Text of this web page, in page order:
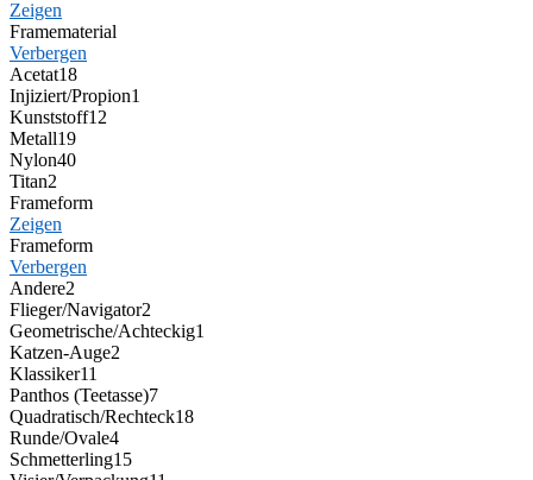
Zeigen
Framematerial
Verbergen
Acetat18
Injiziert/Propion1
Kunststoff12
Metall19
Nylon40
Titan2
Frameform
Zeigen
Frameform
Verbergen
Andere2
Flieger/Navigator2
Geometrische/Achteckig1
Katzen-Auge2
Klassiker11
Panthos (Teetasse)7
Quadratisch/Rechteck18
Runde/Ovale4
Schmetterling15